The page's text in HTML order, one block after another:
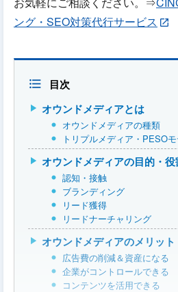
ング・SEO対策代行サービス
目次
オウンドメディアとは
オウンドメディアの種類
トリプルメディア・PESO
オウンドメディアの目的・役
認知・接触
ブランディング
リード獲得
リードナーチャリング
オウンドメディアのメリット
広告費の削減＆資産になる
企業がコントロールできる
コンテンツを活用できる